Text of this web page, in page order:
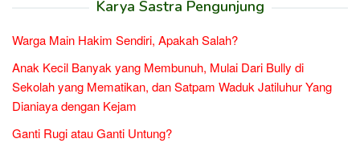
Karya Sastra Pengunjung
Warga Main Hakim Sendiri, Apakah Salah?
Anak Kecil Banyak yang Membunuh, Mulai Dari Bully di
Sekolah yang Mematikan, dan Satpam Waduk Jatiluhur Yang
Dianiaya dengan Kejam
Ganti Rugi atau Ganti Untung?